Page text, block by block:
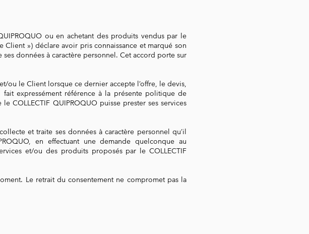
ou en achetant des produits vendus par le
Client ») déclare avoir pris connaissance et marqué son
données à caractère personnel. Cet accord porte sur
ou le Client lorsque ce dernier accepte l’offre, le devis,
expressément référence à la présente politique de
COLLECTIF QUIPROQUO puisse prester ses services
et traite ses données à caractère personnel qu’il
en effectuant une demande quelconque au
et/ou des produits proposés par le COLLECTIF
Le retrait du consentement ne compromet pas la